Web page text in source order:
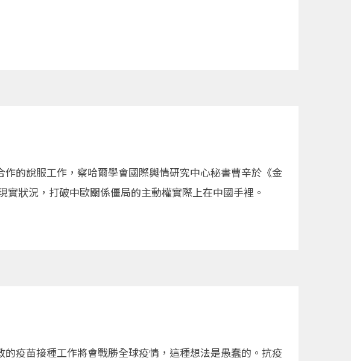
的說服工作，察哈爾學會國際輿情研究中心秘書曹辛於《金
狀況，打破中歐關係僵局的主動權實際上在中國手裡。
疫苗接種工作將會戰勝全球疫情，這種想法是愚蠢的。抗疫